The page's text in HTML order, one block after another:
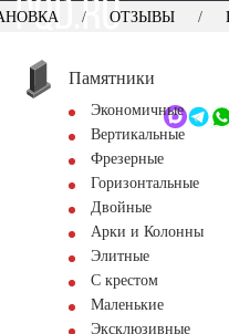
+7 (495) 518-44-23
Обратный звонок
ОТЗЫВЫ
Памятники
Экономичные
Вертикальные
Фрезерные
Горизонтальные
Двойные
Арки и Колонны
Элитные
С крестом
Маленькие
Эксклюзивные